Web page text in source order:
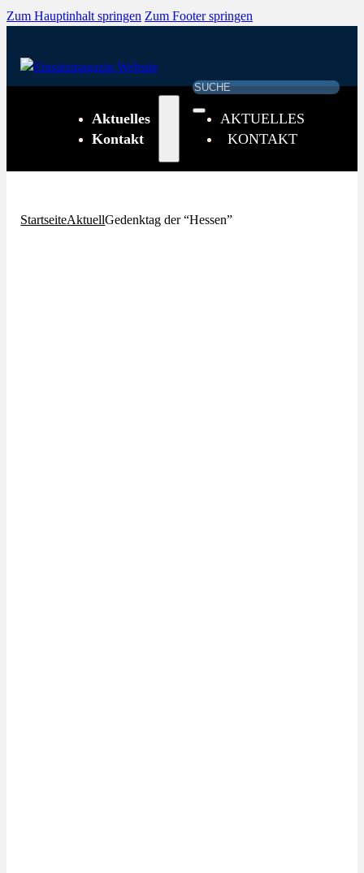
Zum Hauptinhalt springen Zum Footer springen
Suchen
Aktuelles
Kontakt
AKTUELLES
KONTAKT
StartseiteAktuellGedenktag der “Hessen”